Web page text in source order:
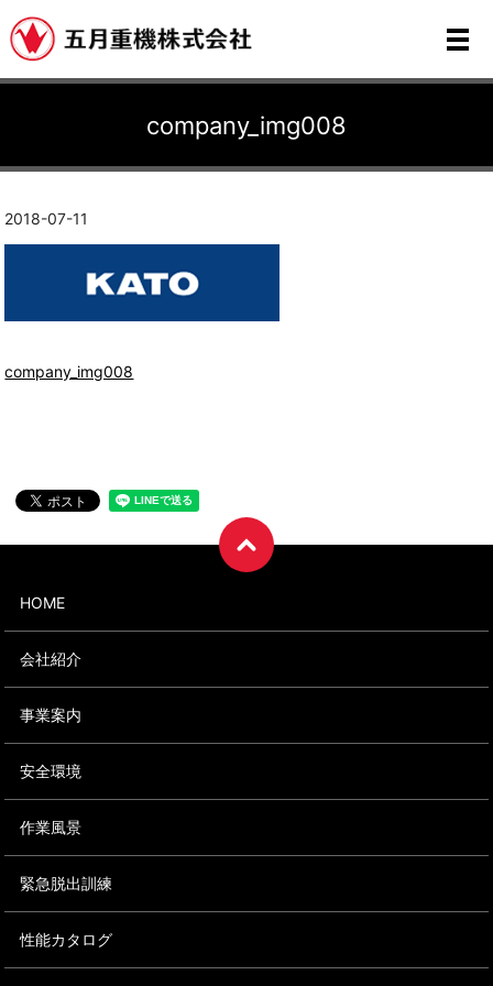
メ
company_img008
2018-07-11
company_img008
HOME
会社紹介
事業案内
安全環境
作業風景
緊急脱出訓練
性能カタログ